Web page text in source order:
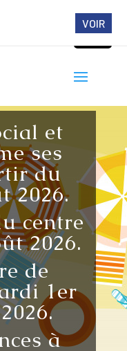
et
ses
du
2026.
centre
2026.
de
1er
à
VOIR